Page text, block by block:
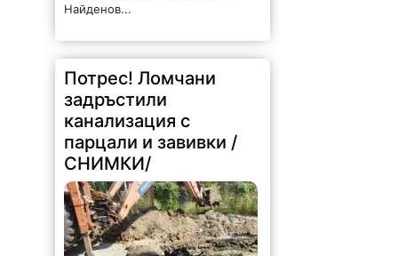
Найденов...
Потрес! Ломчани
задръстили
канализация с
парцали и завивки /
СНИМКИ/